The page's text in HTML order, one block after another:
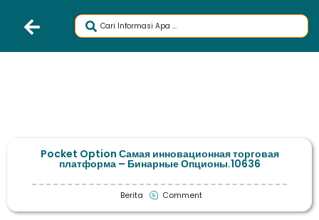
Pocket Option Самая инновационная торговая
платформа – Бинарные Опционы.10636
Berita Comment